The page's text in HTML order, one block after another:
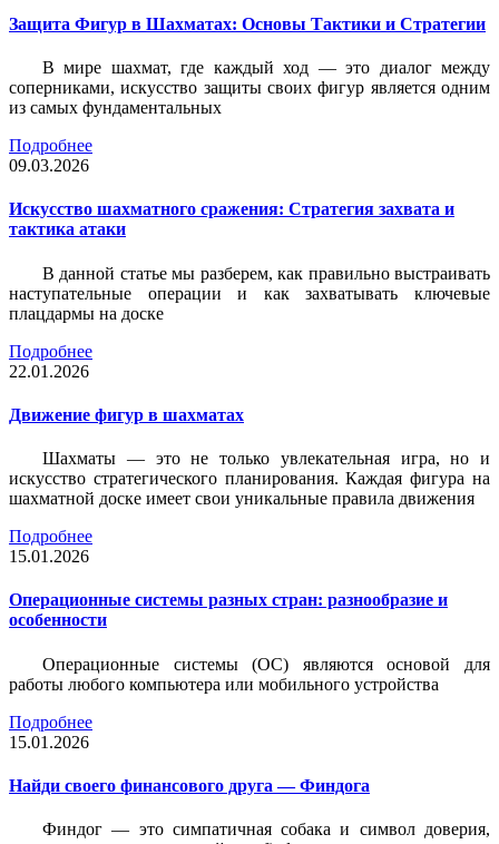
Защита Фигур в Шахматах: Основы Тактики и Стратегии
В мире шахмат, где каждый ход — это диалог между
соперниками, искусство защиты своих фигур является одним
из самых фундаментальных
Подробнее
09.03.2026
Искусство шахматного сражения: Стратегия захвата и
тактика атаки
В данной статье мы разберем, как правильно выстраивать
наступательные операции и как захватывать ключевые
плацдармы на доске
Подробнее
22.01.2026
Движение фигур в шахматах
Шахматы — это не только увлекательная игра, но и
искусство стратегического планирования. Каждая фигура на
шахматной доске имеет свои уникальные правила движения
Подробнее
15.01.2026
Операционные системы разных стран: разнообразие и
особенности
Операционные системы (ОС) являются основой для
работы любого компьютера или мобильного устройства
Подробнее
15.01.2026
Найди своего финансового друга — Финдога
Финдог — это симпатичная собака и символ доверия,